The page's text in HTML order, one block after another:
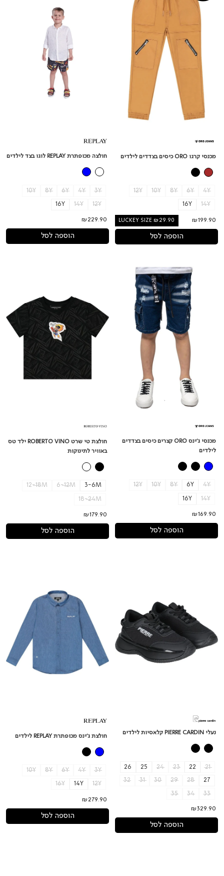
ORO
בצדדים
מכנסי קרגו ORO כיסים בצדדים לילדים
4Y
6Y
8Y
10Y
12Y
14Y
16Y
₪199.90
הוספה לסל
חולצה מכופתרת REPLAY לוגו בצד לילדים
3Y
4Y
6Y
8Y
10Y
12Y
14Y
16Y
₪229.90
הוספה לסל
מכנסי ג'ינס ORO קצרים כיסים בצדדים
לילדים
4Y
6Y
8Y
10Y
12Y
14Y
16Y
₪169.90
הוספה לסל
ROBERTO
VINO
ילד
טס
חולצת טי שרט ROBERTO VINO ילד טס
באוויר לתינוקות
3-6M
6-12M
12-18M
18-24M
₪179.90
הוספה לסל
נעלי PIERRE CARDIN קלאסיות לילדים
21
22
23
24
25
26
27
28
29
30
31
32
33
34
35
₪329.90
הוספה לסל
חולצת ג'ינס מכופתרת REPLAY לילדים
3Y
4Y
6Y
8Y
10Y
12Y
14Y
16Y
₪279.90
הוספה לסל